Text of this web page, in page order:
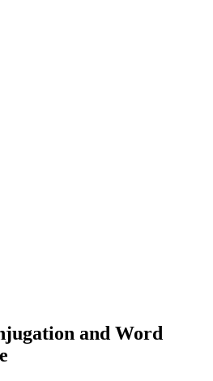
and Word